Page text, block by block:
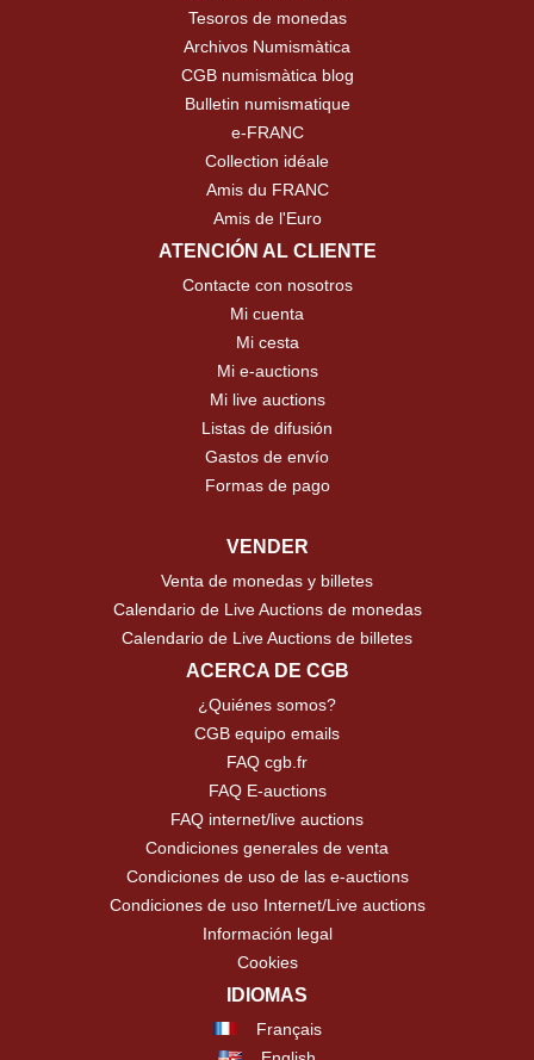
Tesoros de monedas
Archivos Numismàtica
CGB numismàtica blog
Bulletin numismatique
e-FRANC
Collection idéale
Amis du FRANC
Amis de l'Euro
ATENCIÓN AL CLIENTE
Contacte con nosotros
Mi cuenta
Mi cesta
Mi e-auctions
Mi live auctions
Listas de difusión
Gastos de envío
Formas de pago
VENDER
Venta de monedas y billetes
Calendario de Live Auctions de monedas
Calendario de Live Auctions de billetes
ACERCA DE CGB
¿Quiénes somos?
CGB equipo emails
FAQ cgb.fr
FAQ E-auctions
FAQ internet/live auctions
Condiciones generales de venta
Condiciones de uso de las e-auctions
Condiciones de uso Internet/Live auctions
Información legal
Cookies
IDIOMAS
Français